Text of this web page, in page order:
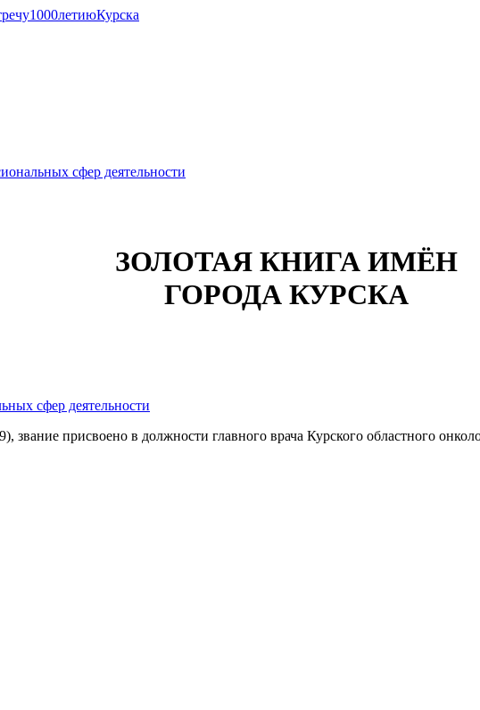
сфер деятельности
ЗОЛОТАЯ КНИГА ИМЁН
ГОРОДА КУРСКА
сфер деятельности
присвоено в должности главного врача Курского областного